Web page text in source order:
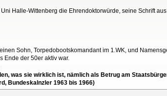
Halle-Wittenberg die Ehrendoktorwürde, seine Schrift
Sohn, Torpedobootskomandant im 1.WK, und
Ende der 50er aktiv war.
was sie wirklich ist, nämlich als Betrug am
Bundeskalnzler 1963 bis 1966)